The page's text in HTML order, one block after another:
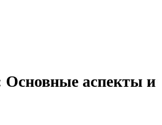
Основные аспекты и